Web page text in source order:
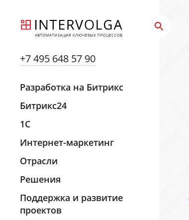
+7 495 648 57 90
Разработка на Битрикс
Битрикс24
1С
Интернет-маркетинг
Отрасли
Решения
Поддержка и развитие
проектов